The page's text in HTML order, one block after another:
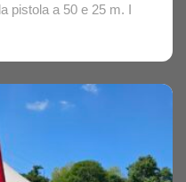
pistola a 50 e 25 m. I